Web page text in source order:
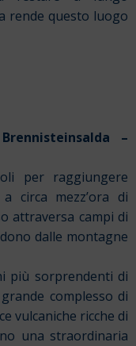
rende questo luogo
–
per raggiungere
circa mezz’ora di
attraversa campi di
dalle montagne
più sorprendenti di
complesso di
vulcaniche ricche di
una straordinaria